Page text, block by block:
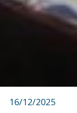
16/12/2025